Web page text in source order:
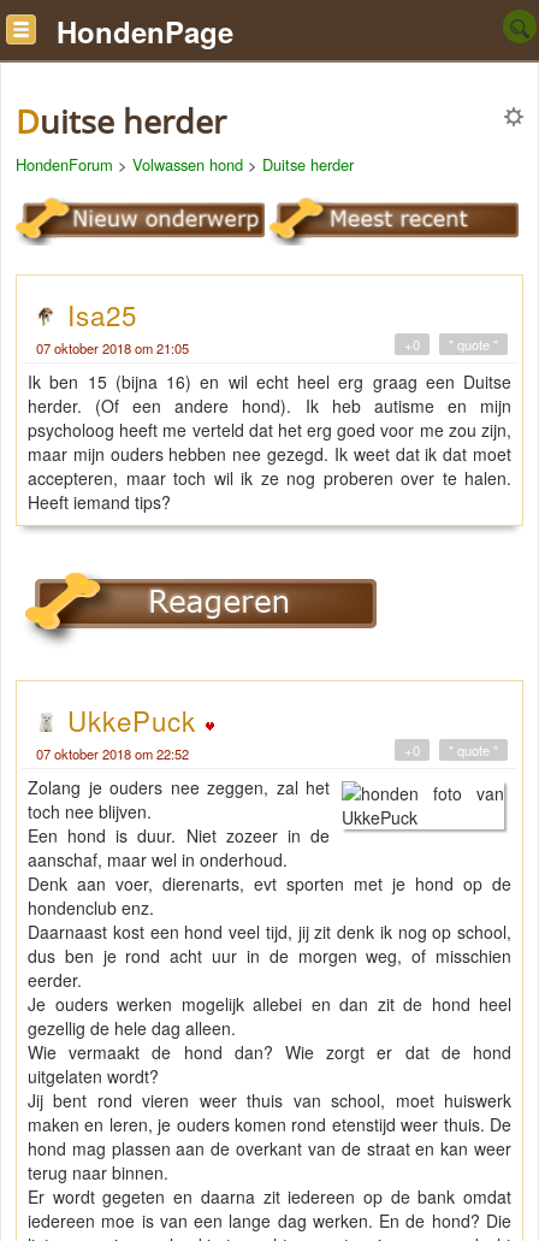
HondenPage
Duitse herder
HondenForum > Volwassen hond > Duitse herder
Isa25
07 oktober 2018 om 21:05 " quote "
+0
Ik ben 15 (bijna 16) en wil echt heel erg graag een Duitse
herder. (Of een andere hond). Ik heb autisme en mijn
psycholoog heeft me verteld dat het erg goed voor me zou zijn,
maar mijn ouders hebben nee gezegd. Ik weet dat ik dat moet
accepteren, maar toch wil ik ze nog proberen over te halen.
Heeft iemand tips?
UkkePuck
07 oktober 2018 om 22:52 " quote "
+0
Zolang je ouders nee zeggen, zal het
toch nee blijven.
Een hond is duur. Niet zozeer in de
aanschaf, maar wel in onderhoud.
Denk aan voer, dierenarts, evt sporten met je hond op de
hondenclub enz.
Daarnaast kost een hond veel tijd, jij zit denk ik nog op school,
dus ben je rond acht uur in de morgen weg, of misschien
eerder.
Je ouders werken mogelijk allebei en dan zit de hond heel
gezellig de hele dag alleen.
Wie vermaakt de hond dan? Wie zorgt er dat de hond
uitgelaten wordt?
Jij bent rond vieren weer thuis van school, moet huiswerk
maken en leren, je ouders komen rond etenstijd weer thuis. De
hond mag plassen aan de overkant van de straat en kan weer
terug naar binnen.
Er wordt gegeten en daarna zit iedereen op de bank omdat
iedereen moe is van een lange dag werken. En de hond? Die